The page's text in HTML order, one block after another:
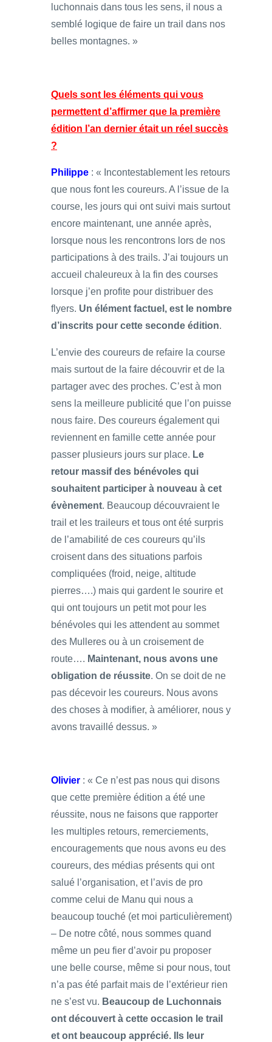
luchonnais dans tous les sens, il nous a
semblé logique de faire un trail dans nos
belles montagnes. »
Quels sont les éléments qui vous
permettent d’affirmer que la première
édition l’an dernier était un réel succès
?
Philippe : « Incontestablement les retours
que nous font les coureurs. A l’issue de la
course, les jours qui ont suivi mais surtout
encore maintenant, une année après,
lorsque nous les rencontrons lors de nos
participations à des trails. J’ai toujours un
accueil chaleureux à la fin des courses
lorsque j’en profite pour distribuer des
flyers. Un élément factuel, est le nombre
d’inscrits pour cette seconde édition.
L’envie des coureurs de refaire la course
mais surtout de la faire découvrir et de la
partager avec des proches. C’est à mon
sens la meilleure publicité que l’on puisse
nous faire. Des coureurs également qui
reviennent en famille cette année pour
passer plusieurs jours sur place. Le
retour massif des bénévoles qui
souhaitent participer à nouveau à cet
évènement. Beaucoup découvraient le
trail et les traileurs et tous ont été surpris
de l’amabilité de ces coureurs qu’ils
croisent dans des situations parfois
compliquées (froid, neige, altitude
pierres….) mais qui gardent le sourire et
qui ont toujours un petit mot pour les
bénévoles qui les attendent au sommet
des Mulleres ou à un croisement de
route…. Maintenant, nous avons une
obligation de réussite. On se doit de ne
pas décevoir les coureurs. Nous avons
des choses à modifier, à améliorer, nous y
avons travaillé dessus. »
Olivier : « Ce n’est pas nous qui disons
que cette première édition a été une
réussite, nous ne faisons que rapporter
les multiples retours, remerciements,
encouragements que nous avons eu des
coureurs, des médias présents qui ont
salué l’organisation, et l’avis de pro
comme celui de Manu qui nous a
beaucoup touché (et moi particulièrement)
– De notre côté, nous sommes quand
même un peu fier d’avoir pu proposer
une belle course, même si pour nous, tout
n’a pas été parfait mais de l’extérieur rien
ne s’est vu. Beaucoup de Luchonnais
ont découvert à cette occasion le trail
et ont beaucoup apprécié. Ils leur